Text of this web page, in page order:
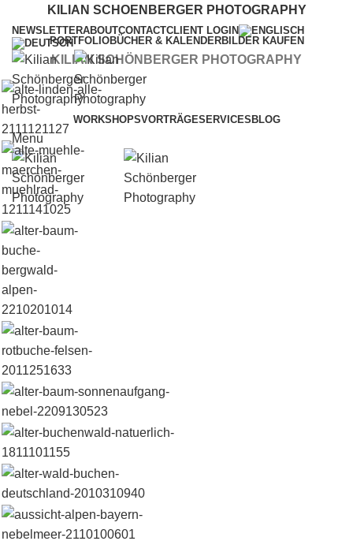
KILIAN SCHOENBERGER PHOTOGRAPHY
NEWSLETTERABOUTCONTACTCLIENT LOGIN
KILIAN SCHÖNBERGER PHOTOGRAPHY
PORTFOLIOBÜCHER & KALENDERBILDER KAUFEN
WORKSHOPSVORTRÄGESERVICES BLOG
Menu